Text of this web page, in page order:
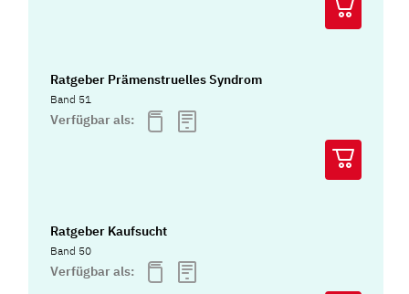
Ratgeber Prämenstruelles Syndrom
Band 51
Verfügbar als:
Ratgeber Kaufsucht
Band 50
Verfügbar als: